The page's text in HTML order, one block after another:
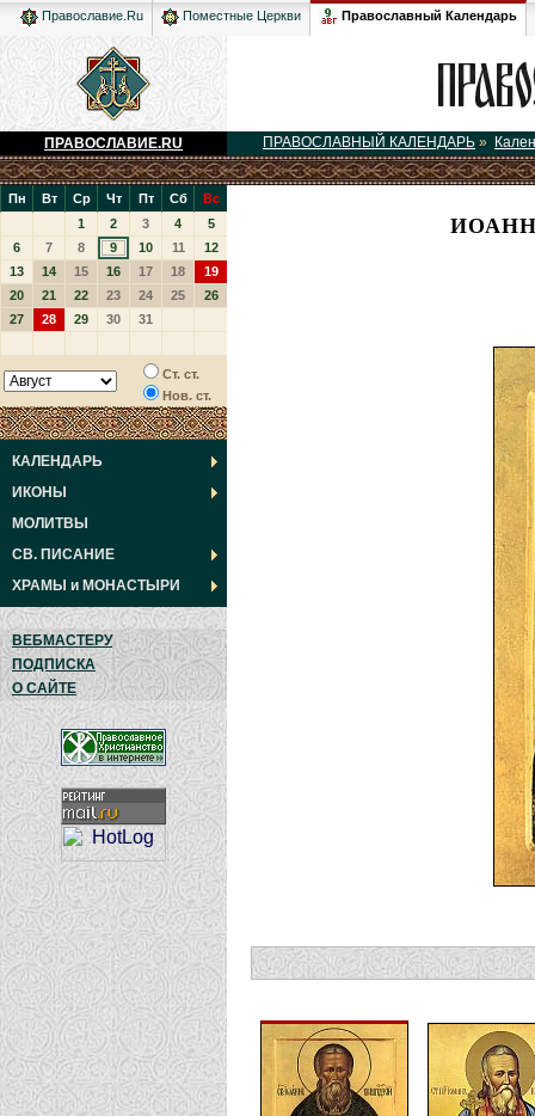
Православие.Ru Поместные Церкви Православный Календарь
ПРАВОСЛАВИЕ.RU ПРАВОСЛАВНЫЙ КАЛЕНДАРЬ »
Пн Вт Ср Чт Пт Сб
Вс
1
2 3 4
5
6
7 8 9 10 11
12
13
14 15 16 17 18
19
20
21 22 23 24 25
26
27
28 29 30 31
Ст. ст.
Нов. ст.
КАЛЕНДАРЬ
ИКОНЫ
МОЛИТВЫ
СВ. ПИСАНИЕ
ХРАМЫ и МОНАСТЫРИ
ВЕБМАСТЕРУ
ПОДПИСКА
О САЙТЕ